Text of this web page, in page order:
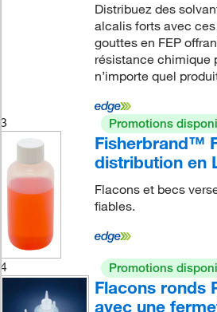
Distribuez des
alcalis forts avec
gouttes en FEP
résistance chimique
n’importe quel
3 Promotions
Fisherbrand™
distribution en
Flacons et becs
fiables.
4 Promotions
Flacons ronds
avec une